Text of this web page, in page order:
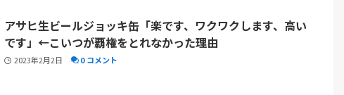
アサヒ生ビールジョッキ缶「楽です、ワクワクします、高い
です」←こいつが覇権をとれなかった理由
2023年2月2日 0 コメント